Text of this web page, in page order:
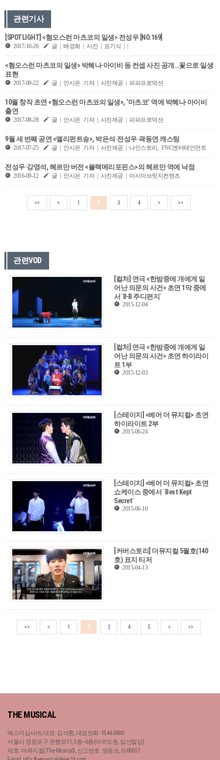
관련기사
[SPOTLIGHT] <혐오스런 마츠코의 일생> 전성우 [NO.169]
2017-10-26 글 | 배경희 | 사진 | 표기식 | |
<혐오스런 마츠코의 일생> 박혜나·아이비 등 컨셉 사진 공개…꽃으로 일생
표현
2017-09-22 글 | 안시은 기자 | 사진제공 | 파파프로덕션
10월 창작 초연 <혐오스런 마츠코의 일생>, ‘마츠코’ 역에 박혜나·아이비
출연
2017-08-28 글 | 안시은 기자 | 사진제공 | 파파프로덕션
9월 세 번째 공연 <엘리펀트송>, 박은석·전성우·곽동연 캐스팅
2017-07-25 글 | 안시은 기자 | 사진제공 | 나인스토리, FNC엔터테인먼트
전성우·강영석, 헤르만 버전 <블랙메리포핀스>의 헤르만 역에 낙점
2016-09-12 글 | 안시은 기자 | 사진제공 | 아시아브릿지컨텐츠
<< < 1 2 3 4 > >>
관련VOD
[컬처] 연극 <한밤중에 개에게 일
어난 의문의 사건> 초연 1막 중에
서`8-B 주디편지`
2015-12-04
[컬처] 연극 <한밤중에 개에게 일
어난 의문의 사건> 초연 하이라이
트 1부
2015-12-03
[스테이지] <베어 더 뮤지컬> 초연
하이라이트 2부
2015-06-24
[스테이지] <베어 더 뮤지컬> 초연
쇼케이스 중에서 `Best Kept
Secret`
2015-06-10
[커버스토리] 더뮤지컬 5월호(140
호) 표지 티저
2015-04-13
<< < 1 2 3 4 5 > >>
THE MUSICAL
예스이십사㈜, 대표: 김석환, 대표전화: 1544-3800
서울시 영등포구 은행로11, 5층~6층(여의도동, 일신빌딩)
제호: 더뮤지컬(The Musical), 신고번호: 영등포, 라00617